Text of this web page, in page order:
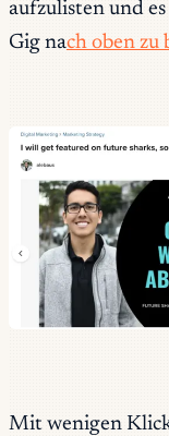
aufzulisten und
Gig nach oben zu
Mit wenigen